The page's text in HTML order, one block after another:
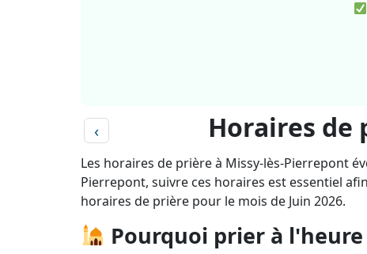
‹ Horaires de
Les horaires de prière à Missy-lès-Pierrepont
Pierrepont, suivre ces horaires est essentiel
horaires de prière pour le mois de Juin 2026.
Pourquoi prier à